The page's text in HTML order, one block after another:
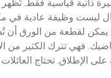
ذاتية قياسية فقط.
ليست وظيفة عادية
لا يمكن لقطعة من الورق
فهي تترك الكثير من
على الإطلاق. تحتاج